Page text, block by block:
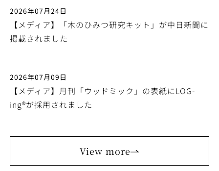
2026年07月24日
【メディア】「木のひみつ研究キット」が中日新聞に
掲載されました
2026年07月09日
【メディア】月刊「ウッドミック」の表紙にLOG-
ing®が採用されました
View more